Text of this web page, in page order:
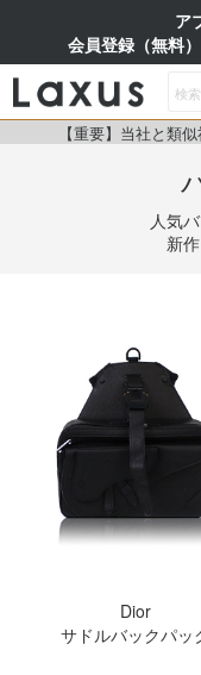
ア
会員登録（無料
【重要】当社と類
人気
新
Dior
サドルバックパッ